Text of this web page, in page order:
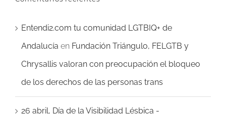
Entendi2.com tu comunidad LGTBIQ+ de
Andalucía en Fundación Triángulo, FELGTB y
Chrysallis valoran con preocupación el bloqueo
de los derechos de las personas trans
26 abril, Día de la Visibilidad Lésbica -